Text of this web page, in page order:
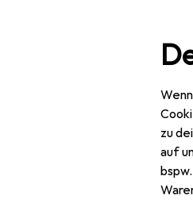
zu
auf
Navigation nach Kategorien